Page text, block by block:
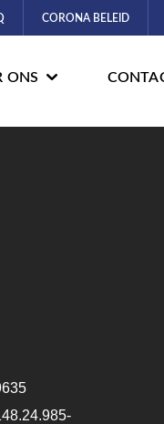
CORONA BELEID
ONS